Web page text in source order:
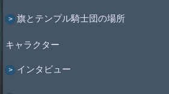
旗とテンプル騎士団の場所
キャラクター
インタビュー